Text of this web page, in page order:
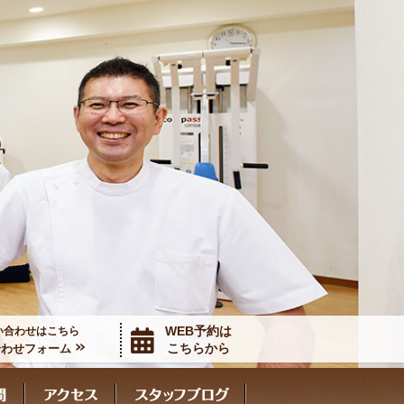
わせはこちら
せフォーム
WEB予約は
こちらから